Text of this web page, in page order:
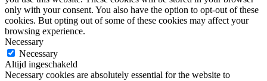
only with your consent. You also have the option to opt-out of these
cookies. But opting out of some of these cookies may affect your
browsing experience.
Necessary
Necessary
Altijd ingeschakeld
Necessary cookies are absolutely essential for the website to